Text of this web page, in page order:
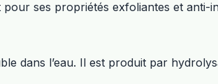
ses propriétés exfoliantes et anti-
dans l’eau. Il est produit par